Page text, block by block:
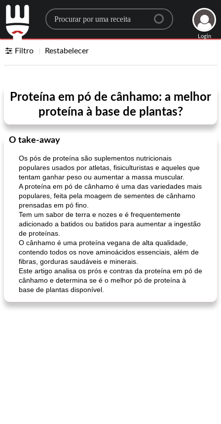
Search for a recipe
Login
Filtro Restabelecer
Proteína em pó de cânhamo: a melhor
proteína à base de plantas?
O take-away
Os pós de proteína são suplementos nutricionais
populares usados ​​por atletas, fisiculturistas e aqueles que
tentam ganhar peso ou aumentar a massa muscular.
A proteína em pó de cânhamo é uma das variedades mais
populares, feita pela moagem de sementes de cânhamo
prensadas em pó fino.
Tem um sabor de terra e nozes e é frequentemente
adicionado a batidos ou batidos para aumentar a ingestão
de proteínas.
O cânhamo é uma proteína vegana de alta qualidade,
contendo todos os nove aminoácidos essenciais, além de
fibras, gorduras saudáveis ​​e minerais.
Este artigo analisa os prós e contras da proteína em pó de
cânhamo e determina se é o melhor pó de proteína à
base de plantas disponível.